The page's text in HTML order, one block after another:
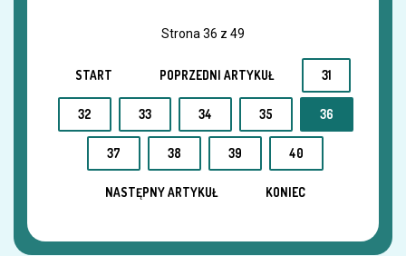
Strona 36 z 49
START POPRZEDNI ARTYKUŁ 31
32 33 34 35 36
37 38 39 40
NASTĘPNY ARTYKUŁ KONIEC